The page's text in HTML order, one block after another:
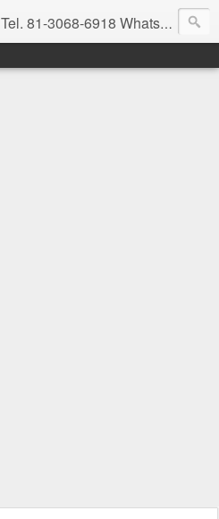
Tel. 81-3068-6918 WhatsApp 81-2636-2823 / 33-1145-3780 cotizacionregioprotectores@gmail.com / regioprotectores@gmail.com https://www.facebook.com/RegioProtectores/